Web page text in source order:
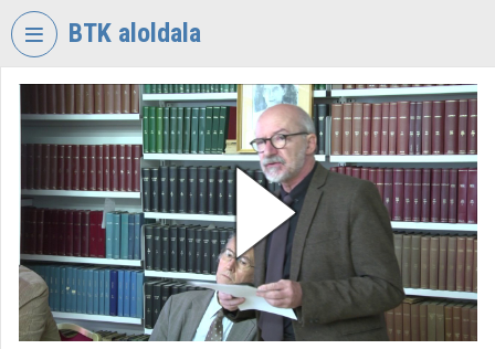
Skip header
BTK aloldala
VIDEO TORIUM
RESEARCH
CENTRE
FOR
HUMANTITIES
Organization home